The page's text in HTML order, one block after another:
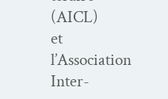
(AICL)
et
l’Association
Inter­